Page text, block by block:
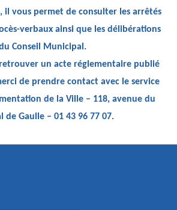
il vous permet de consulter les arrêtés
verbaux ainsi que les délibérations
Conseil Municipal.
un acte réglementaire publié
de prendre contact avec le service
de la Ville – 118, avenue du
de Gaulle – 01 43 96 77 07.